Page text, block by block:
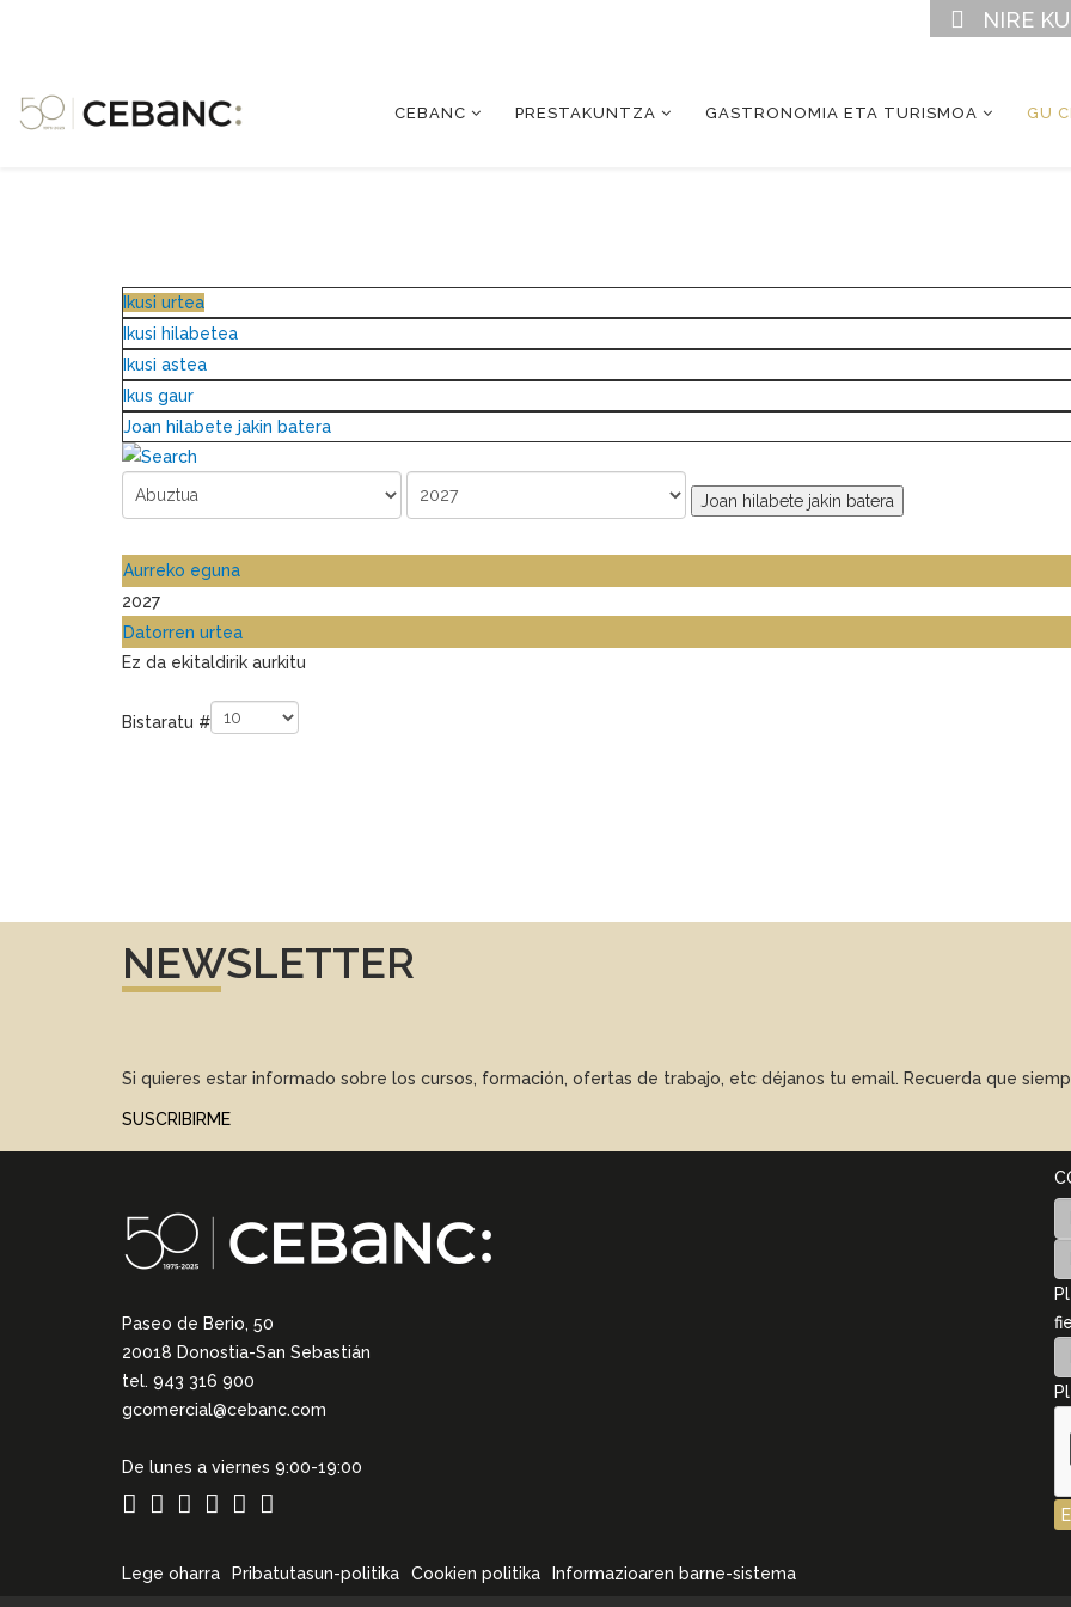
NIRE
CEBANC PRESTAKUNTZA GASTRONOMIA ETA TURISMOA GU
Ikusi urtea
Ikusi hilabetea
Ikusi astea
Ikus gaur
Joan hilabete jakin batera
Joan hilabete jakin batera
Aurreko eguna
2027
Datorren urtea
Ez da ekitaldirik aurkitu
Bistaratu #
NEWSLETTER
Si quieres estar informado sobre los cursos, formación, ofertas de trabajo, etc déjanos tu email. Recuerda que
SUSCRIBIRME
Paseo de Berio, 50
20018 Donostia-San Sebastián
tel. 943 316 900
gcomercial@cebanc.com
De lunes a viernes 9:00-19:00
Lege oharra Pribatutasun-politika Cookien politika Informazioaren barne-sistema